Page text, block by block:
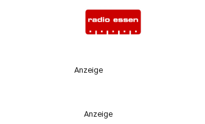
Anzeige
Anzeige